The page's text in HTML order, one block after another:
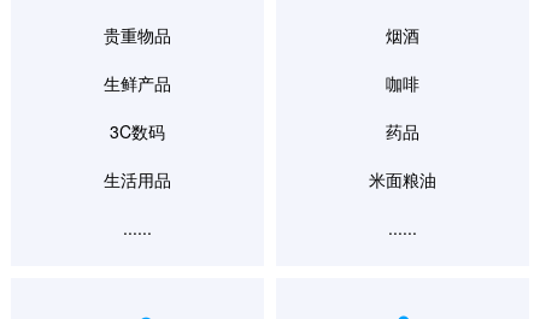
贵重物品
生鲜产品
3C数码
生活用品
......
烟酒
咖啡
药品
米面粮油
......